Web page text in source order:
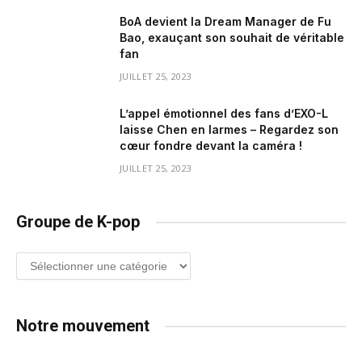
BoA devient la Dream Manager de Fu
Bao, exauçant son souhait de véritable
fan
JUILLET 25, 2023
L’appel émotionnel des fans d’EXO-L
laisse Chen en larmes – Regardez son
cœur fondre devant la caméra !
JUILLET 25, 2023
Groupe de K-pop
Groupe
de
Notre mouvement